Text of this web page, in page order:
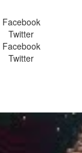
Facebook
Twitter
Facebook
Twitter